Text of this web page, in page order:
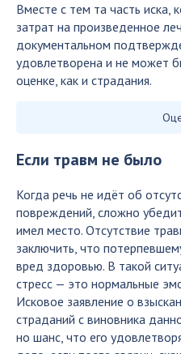
Вместе с тем та часть иска,
затрат на произведенное
документальном
удовлетворена и не может
оценке, как и страдания.
Если травм не было
Когда речь не идёт об
повреждений, сложно
имел место. Отсутствие
заключить, что
вред здоровью. В такой
стресс — это нормальные
Исковое заявление о
страданий с виновника
но шанс, что его